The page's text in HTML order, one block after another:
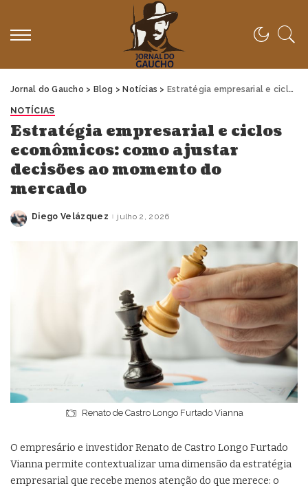
Jornal do Gaucho > Blog > Notícias > Estratégia empresarial e ciclos econômicos: como ajustar decisões ao momento do mercado
NOTÍCIAS
Estratégia empresarial e ciclos
econômicos: como ajustar
decisões ao momento do
mercado
Posted
Diego Velázquez julho 2, 2026
Renato de Castro Longo Furtado Vianna
O empresário e investidor Renato de Castro Longo Furtado
Vianna permite contextualizar uma dimensão da estratégia
empresarial que recebe menos atenção do que merece: o